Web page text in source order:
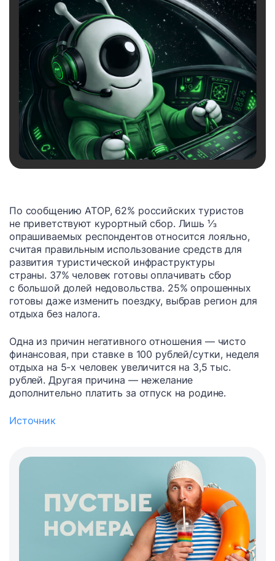
По сообщению АТОР, 62% российских туристов
не приветствуют курортный сбор. Лишь ⅓
опрашиваемых респондентов относится лояльно,
считая правильным использование средств для
развития туристической инфраструктуры
страны. 37% человек готовы оплачивать сбор
с большой долей недовольства. 25% опрошенных
готовы даже изменить поездку, выбрав регион для
отдыха без налога.
Одна из причин негативного отношения — чисто
финансовая, при ставке в 100 рублей/сутки, неделя
отдыха на 5-х человек увеличится на 3,5 тыс.
рублей. Другая причина — нежелание
дополнительно платить за отпуск на родине.
Источник